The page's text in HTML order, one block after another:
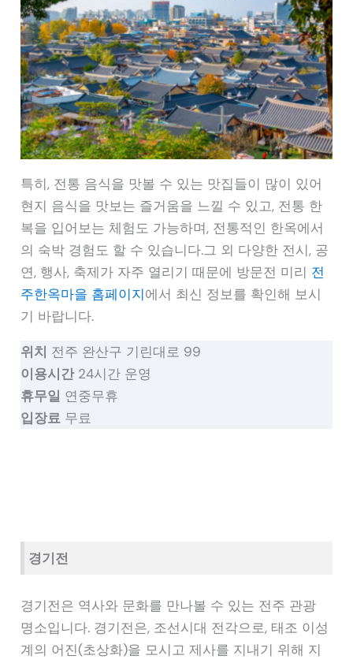
특히, 전통 음식을 맛볼 수 있는 맛집들이 많이 있어
현지 음식을 맛보는 즐거움을 느낄 수 있고, 전통 한
복을 입어보는 체험도 가능하며, 전통적인 한옥에서
의 숙박 경험도 할 수 있습니다.그 외 다양한 전시, 공
연, 행사, 축제가 자주 열리기 때문에 방문전 미리 전
주한옥마을 홈페이지에서 최신 정보를 확인해 보시
기 바랍니다.
위치 전주 완산구 기린대로 99
이용시간24시간 운영
휴무일 연중무휴
입장료 무료
경기전
경기전은 역사와 문화를 만나볼 수 있는 전주 관광
명소입니다. 경기전은, 조선시대 전각으로, 태조 이성
계의 어진(초상화)을 모시고 제사를 지내기 위해 지